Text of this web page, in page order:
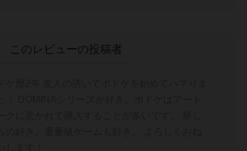
このレビューの投稿者